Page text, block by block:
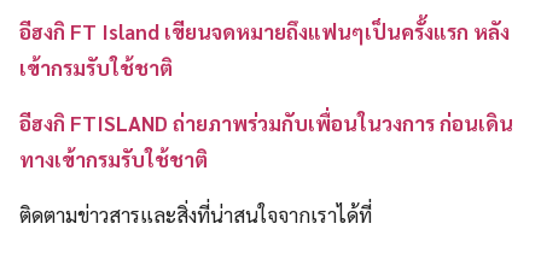
อีฮงกิ FT Island เขียนจดหมายถึงแฟนๆเป็นครั้งแรก หลัง
เข้ากรมรับใช้ชาติ
อีฮงกิ FTISLAND ถ่ายภาพร่วมกับเพื่อนในวงการ ก่อนเดิน
ทางเข้ากรมรับใช้ชาติ
ติดตามข่าวสารและสิ่งที่น่าสนใจจากเราได้ที่